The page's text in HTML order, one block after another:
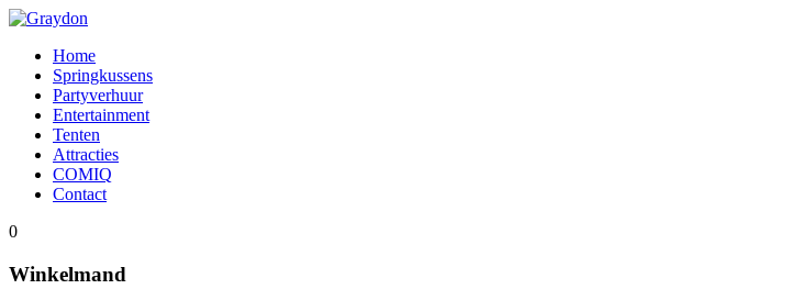
Home
Springkussens
Partyverhuur
Entertainment
Tenten
Attracties
COMIQ
Contact
0
Winkelmand